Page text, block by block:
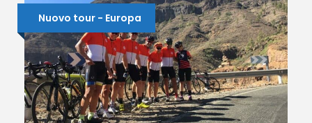
Nuovo tour - Europa